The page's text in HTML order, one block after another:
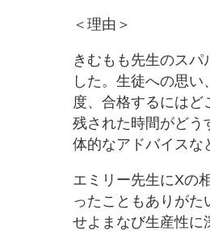
＜理由＞
きむもも先生のスパ
した。生徒への思い
度、合格するにはど
残された時間がどう
体的なアドバイスな
エミリー先生にXの
ったこともありがた
せよまなび生産性に